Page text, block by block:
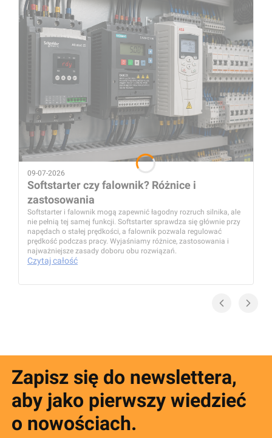
09-07-2026
Softstarter czy falownik? Różnice i
zastosowania
Softstarter i falownik mogą zapewnić łagodny rozruch silnika, ale
nie pełnią tej samej funkcji. Softstarter sprawdza się głównie przy
napędach o stałej prędkości, a falownik pozwala regulować
prędkość podczas pracy. Wyjaśniamy różnice, zastosowania i
najważniejsze zasady doboru obu rozwiązań.
Czytaj całość
Zapisz się do newslettera,
aby jako pierwszy wiedzieć
o nowościach.